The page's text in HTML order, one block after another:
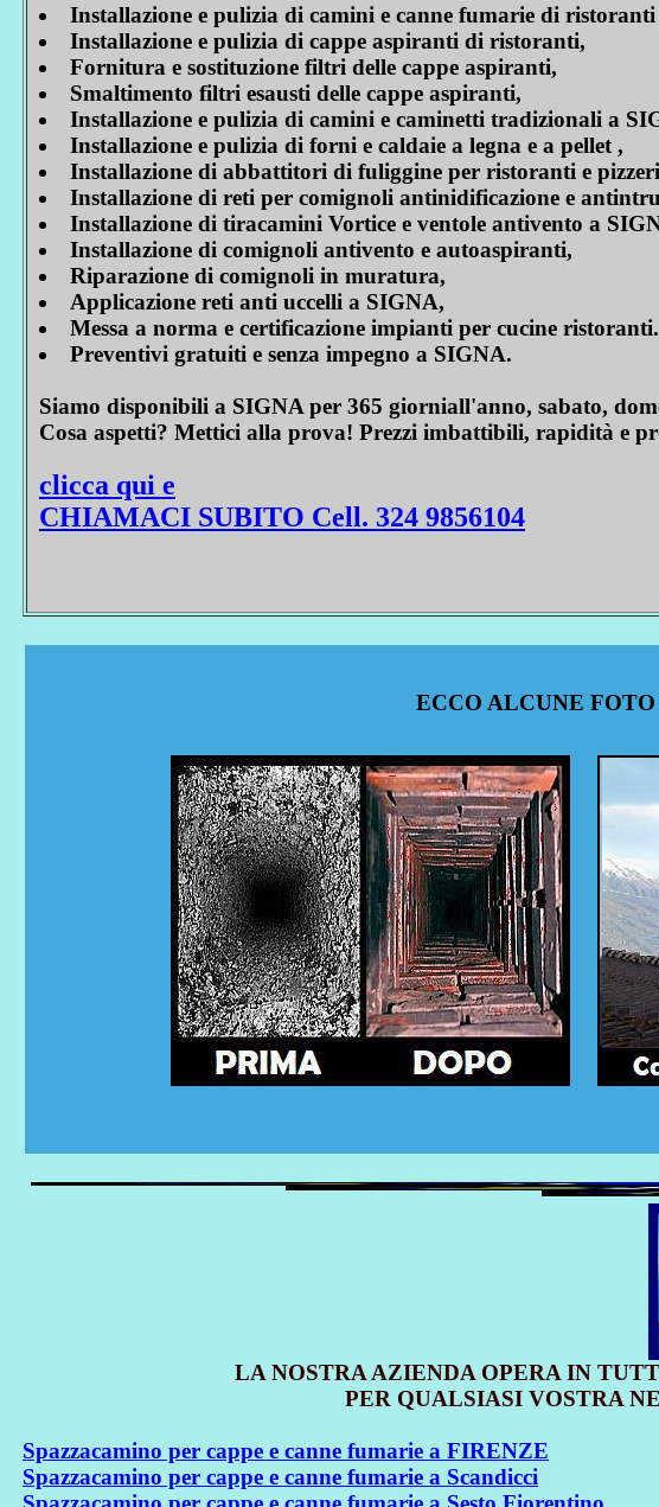
Installazione e pulizia di camini e canne fumarie di
Installazione e pulizia di cappe aspiranti di ristoranti,
Fornitura e sostituzione filtri delle cappe aspiranti,
Smaltimento filtri esausti delle cappe aspiranti,
Installazione e pulizia di camini e caminetti tradizionali a
Installazione e pulizia di forni e caldaie a legna e a pellet ,
Installazione di abbattitori di fuliggine per ristoranti e
Installazione di reti per comignoli antinidificazione e
Installazione di tiracamini Vortice e ventole antivento a
Installazione di comignoli antivento e autoaspiranti,
Riparazione di comignoli in muratura,
Applicazione reti anti uccelli a SIGNA,
Messa a norma e certificazione impianti per cucine ristoranti.
Preventivi gratuiti e senza impegno a SIGNA.
Siamo disponibili a SIGNA per 365 giorniall'anno, sabato,
Cosa aspetti? Mettici alla prova! Prezzi imbattibili, rapidità e
clicca qui e
CHIAMACI SUBITO Cell. 324 9856104
ECCO ALCUNE
LA NOSTRA AZIENDA OPERA IN
PER QUALSIASI VOSTRA
Spazzacamino per cappe e canne fumarie a FIRENZE
Spazzacamino per cappe e canne fumarie a Scandicci